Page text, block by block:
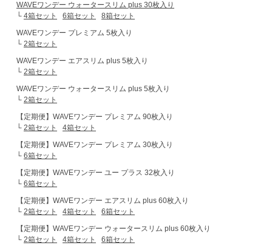
WAVEワンデー ウォータースリム plus 30枚入り
└ 4箱セット 6箱セット
8箱セット
WAVEワンデー プレミアム 5枚入り
└ 2箱セット
WAVEワンデー エアスリム plus 5枚入り
└ 2箱セット
WAVEワンデー ウォータースリム plus 5枚入り
└ 2箱セット
【定期便】WAVEワンデー プレミアム 90枚入り
└ 2箱セット
4箱セット
【定期便】WAVEワンデー プレミアム 30枚入り
└ 6箱セット
【定期便】WAVEワンデー ユー プラス 32枚入り
└ 6箱セット
【定期便】WAVEワンデー エアスリム plus 60枚入り
└ 2箱セット 4箱セット
6箱セット
【定期便】WAVEワンデー ウォータースリム plus 60枚入り
└ 2箱セット 4箱セット
6箱セット